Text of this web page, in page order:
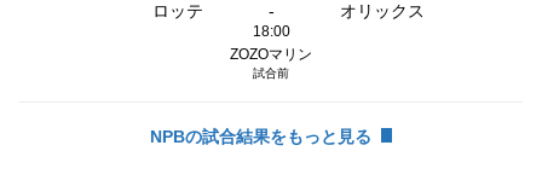
ロッテ - オリックス
18:00
ZOZOマリン
試合前
NPBの試合結果をもっと見る